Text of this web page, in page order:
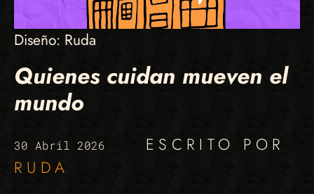
Diseño: Ruda
Quienes cuidan mueven el
mundo
30 Abril 2026
ESCRITO POR
RUDA